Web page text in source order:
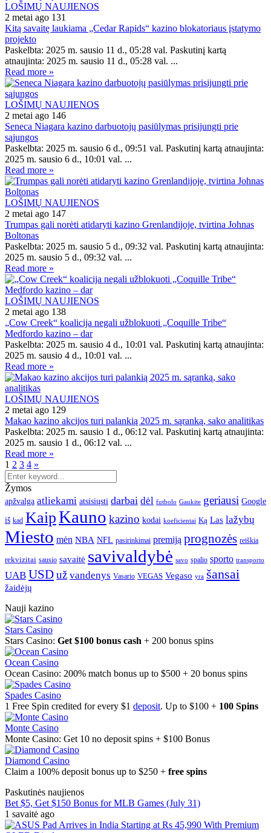
LOŠIMŲ NAUJIENOS
2 metai ago 131
Kitą savaitę laukiama „Cedar Rapids“ kazino blokatoriaus įstatymo
projekto
Paskelbta: 2025 m. sausio 11 d., 05:28 val. Paskutinį kartą
atnaujinta: 2025 m. sausio 11 d., 05:28 val. ...
Read more »
LOŠIMŲ NAUJIENOS
2 metai ago 146
Seneca Niagara kazino darbuotojų pasiūlymas prisijungti prie
sąjungos
Paskelbta: 2025 m. sausio 6 d., 09:51 val. Paskutinį kartą atnaujinta:
2025 m. sausio 6 d., 10:01 val. ...
Read more »
LOŠIMŲ NAUJIENOS
2 metai ago 147
Trumpas gali norėti atidaryti kazino Grenlandijoje, tvirtina Johnas
Boltonas
Paskelbta: 2025 m. sausio 5 d., 09:32 val. Paskutinį kartą atnaujinta:
2025 m. sausio 5 d., 09:32 val. ...
Read more »
LOŠIMŲ NAUJIENOS
2 metai ago 138
„Cow Creek“ koalicija negali užblokuoti „Coquille Tribe“
Medfordo kazino – dar
Paskelbta: 2025 m. sausio 4 d., 10:01 val. Paskutinį kartą atnaujinta:
2025 m. sausio 4 d., 10:01 val. ...
Read more »
LOŠIMŲ NAUJIENOS
2 metai ago 129
Makao kazino akcijos turi palankią 2025 m. sąranką, sako analitikas
Paskelbta: 2025 m. sausio 1 d., 06:12 val. Paskutinį kartą atnaujinta:
2025 m. sausio 1 d., 06:12 val. ...
Read more »
1 2 3 4 »
Žymos
apžvalga atliekami atsisiųsti darbai dėl futbolo Gaukite geriausi Google
iš kad KaipKauno kazino kodai koeficientai Ką Las lažybų
Miesto mėn NBA NFL pasirinkimai premiją prognozės reiškia
rekvizitai sausio savaitė savivaldybė savo spalio sporto transporto
UAB USDuž vandenys Vasario VEGAS Vegaso yra šansai
žaidėjų
Nauji kazino
Stars Casino
Stars Casino: Get $100 bonus cash + 200 bonus spins
Ocean Casino
Ocean Casino: 200% match bonus up to $500 + 20 bonus spins
Spades Casino
1 Free Spin credited for every $1 deposit. Up to $100 + 100 Spins
Monte Casino
Monte Casino: Get 10 no deposit spins + $100 Bonus
Diamond Casino
Claim a 100% deposit bonus up to $250 + free spins
Paskutinės naujienos
Bet $5, Get $150 Bonus for MLB Games (July 31)
1 savaitė ago